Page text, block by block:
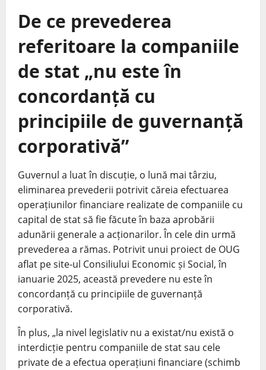
De ce prevederea
referitoare la companiile
de stat „nu este în
concordanță cu
principiile de guvernanță
corporativă”
Guvernul a luat în discuție, o lună mai târziu,
eliminarea prevederii potrivit căreia efectuarea
operațiunilor financiare realizate de companiile cu
capital de stat să fie făcute în baza aprobării
adunării generale a acționarilor. În cele din urmă
prevederea a rămas. Potrivit unui proiect de OUG
aflat pe site-ul Consiliului Economic și Social, în
ianuarie 2025, această prevedere nu este în
concordanță cu principiile de guvernanță
corporativă.
În plus, „la nivel legislativ nu a existat/nu există o
interdicție pentru companiile de stat sau cele
private de a efectua operațiuni financiare (schimb